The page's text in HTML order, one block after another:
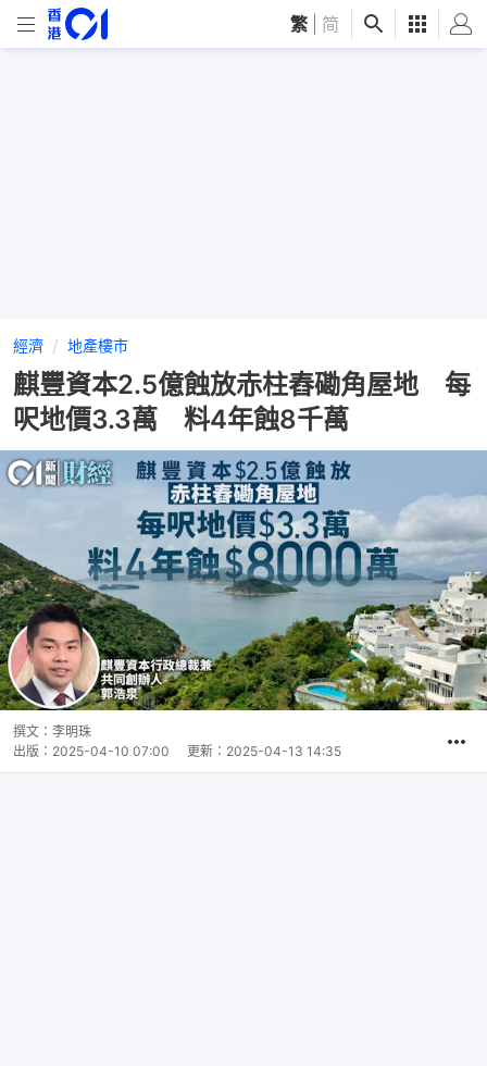
繁 简
經濟 地產樓市
麒豐資本2.5億蝕放赤柱舂磡角屋地 每
呎地價3.3萬 料4年蝕8千萬
撰文： 李明珠
出版： 2025-04-10 07:00 更新： 2025-04-13 14:35